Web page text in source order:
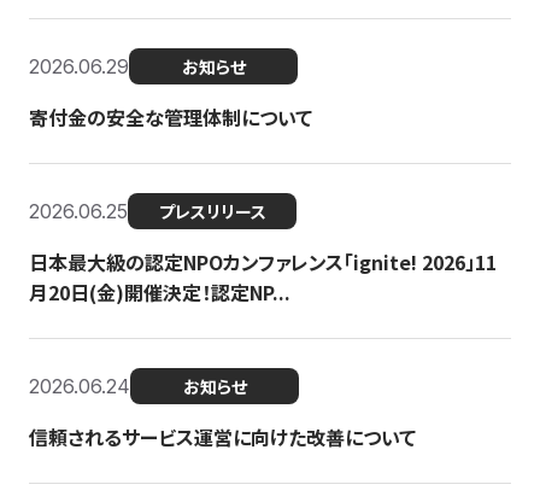
2026.06.29 お知らせ
寄付金の安全な管理体制について
2026.06.25 プレスリリース
日本最大級の認定NPOカンファレンス「ignite! 2026」11
月20日(金)開催決定！認定NP...
2026.06.24 お知らせ
信頼されるサービス運営に向けた改善について